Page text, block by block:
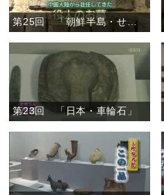
第25回 「朝鮮半島・せん室墓」
第23回 「日本・車輪石」